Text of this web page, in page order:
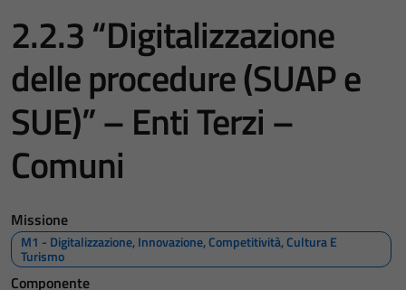
2.2.3 “Digitalizzazione
delle procedure (SUAP e
SUE)” – Enti Terzi –
Comuni
Missione
M1 - Digitalizzazione, Innovazione, Competitività, Cultura E
Turismo
Componente